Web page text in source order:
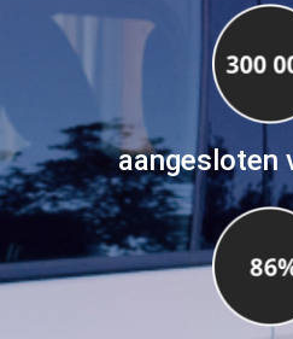
aangesloten